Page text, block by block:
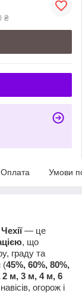
₴
Оплата Умови
— це
, що
граду та
(45%, 60%, 80%,
м, 3 м, 4 м, 6
огорож і